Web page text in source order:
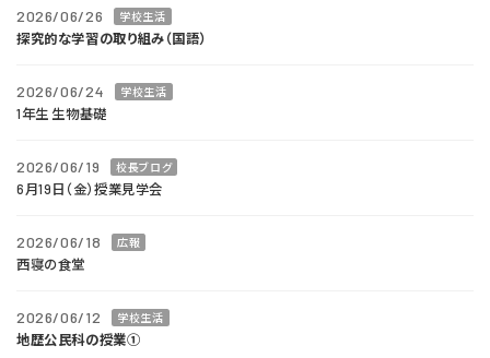
2026/06/26 学校生活
探究的な学習の取り組み（国語）
2026/06/24 学校生活
1年生 生物基礎
2026/06/19 校長ブログ
6月19日（金）授業見学会
2026/06/18 広報
西寝の食堂
2026/06/12 学校生活
地歴公民科の授業①